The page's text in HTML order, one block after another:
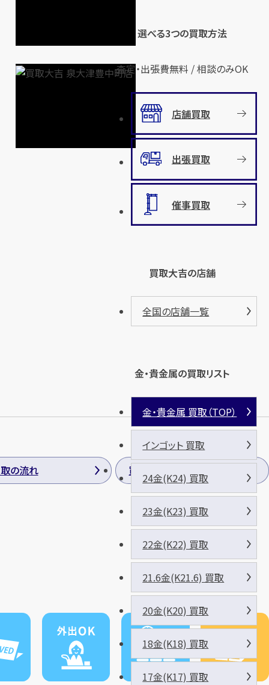
の流れ 買取方法
選べる3つの買取方法
査定・出張費無料 / 相談のみOK
店舗買取
出張買取
催事買取
買取大吉の店舗
全国の店舗一覧
金・貴金属の買取リスト
金・貴金属 買取（TOP）
インゴット 買取
24金(K24) 買取
23金(K23) 買取
22金(K22) 買取
21.6金(K21.6) 買取
20金(K20) 買取
18金(K18) 買取
17金(K17) 買取